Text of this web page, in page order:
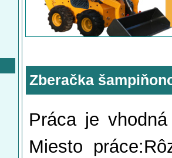
Zberačka
Práca je
Miesto